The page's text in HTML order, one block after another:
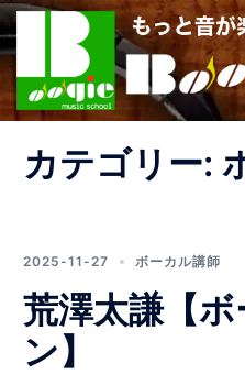
コ
ン
テ
ツ
カテゴリー:
2025-11-27 ボーカル講師
荒澤太謙【
ン】